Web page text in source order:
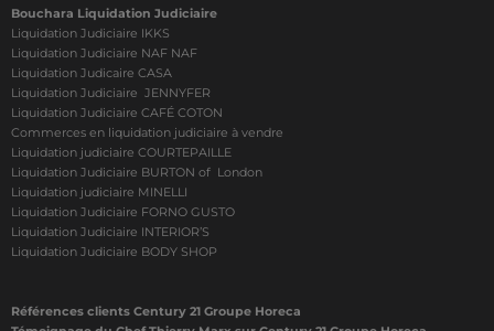
Bouchara Liquidation Judiciaire
Liquidation Judiciaire IKKS
Liquidation Judiciaire NAF NAF
Liquidation Judicaire CASA
Liquidation Judiciaire JENNYFER
Liquidation Judiciaire CAFÉ COTON
Commerces en liquidation judiciaire à vendre
Liquidation judiciaire COURTEPAILLE
Liquidation Judiciaire BURTON of London
Liquidation judiciaire MINELLI
Liquidation Judiciaire FORNO GUSTO
Liquidation Judiciaire INTERIOR’S
Liquidation Judiciaire BODY SHOP
Références clients Century 21 Groupe Horeca